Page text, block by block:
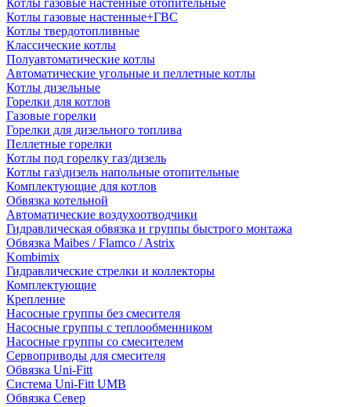
Котлы газовые настенные+ГВС
Котлы твердотопливные
Классические котлы
Полуавтоматические котлы
Автоматические угольные и пеллетные котлы
Котлы дизельные
Горелки для котлов
Газовые горелки
Горелки для дизельного топлива
Пеллетные горелки
Котлы под горелку газ/дизель
Котлы газ\дизель напольные отопительные
Комплектующие для котлов
Обвязка котельной
Автоматические воздухоотводчики
Гидравлическая обвязка и группы быстрого монтажа
Обвязка Maibes / Flamco / Astrix
Kombimix
Гидравлические стрелки и коллекторы
Комплектующие
Крепление
Насосные группы без смесителя
Насосные группы с теплообменником
Насосные группы со смесителем
Сервоприводы для смесителя
Обвязка Uni-Fitt
Система Uni-Fitt UMB
Обвязка Север